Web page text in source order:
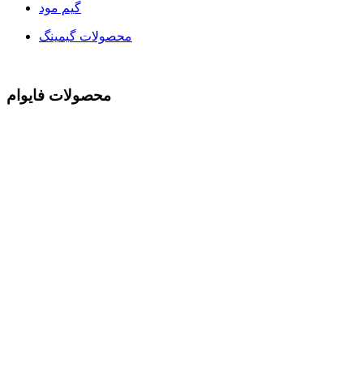
گیم مود
محصولات گیمینگ
محصولات فایوام